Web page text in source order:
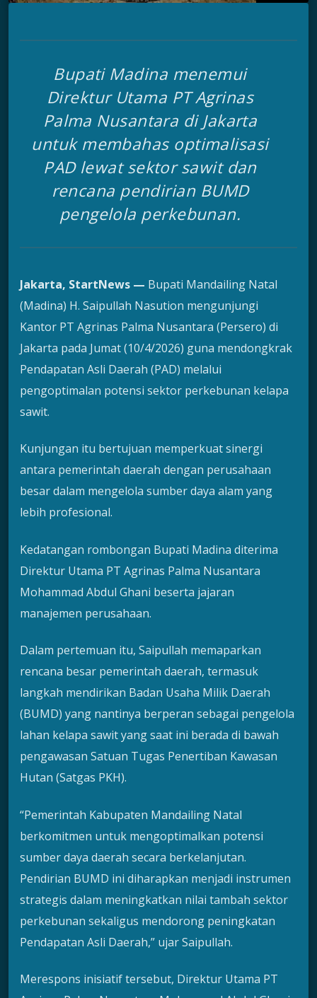
Bupati Madina menemui
Direktur Utama PT Agrinas
Palma Nusantara di Jakarta
untuk membahas optimalisasi
PAD lewat sektor sawit dan
rencana pendirian BUMD
pengelola perkebunan.
Jakarta, StartNews — Bupati Mandailing Natal
(Madina) H. Saipullah Nasution mengunjungi
Kantor PT Agrinas Palma Nusantara (Persero) di
Jakarta pada Jumat (10/4/2026) guna mendongkrak
Pendapatan Asli Daerah (PAD) melalui
pengoptimalan potensi sektor perkebunan kelapa
sawit.
Kunjungan itu bertujuan memperkuat sinergi
antara pemerintah daerah dengan perusahaan
besar dalam mengelola sumber daya alam yang
lebih profesional.
Kedatangan rombongan Bupati Madina diterima
Direktur Utama PT Agrinas Palma Nusantara
Mohammad Abdul Ghani beserta jajaran
manajemen perusahaan.
Dalam pertemuan itu, Saipullah memaparkan
rencana besar pemerintah daerah, termasuk
langkah mendirikan Badan Usaha Milik Daerah
(BUMD) yang nantinya berperan sebagai pengelola
lahan kelapa sawit yang saat ini berada di bawah
pengawasan Satuan Tugas Penertiban Kawasan
Hutan (Satgas PKH).
“Pemerintah Kabupaten Mandailing Natal
berkomitmen untuk mengoptimalkan potensi
sumber daya daerah secara berkelanjutan.
Pendirian BUMD ini diharapkan menjadi instrumen
strategis dalam meningkatkan nilai tambah sektor
perkebunan sekaligus mendorong peningkatan
Pendapatan Asli Daerah,” ujar Saipullah.
Merespons inisiatif tersebut, Direktur Utama PT